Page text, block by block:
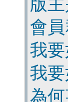
版
會
我
我
為